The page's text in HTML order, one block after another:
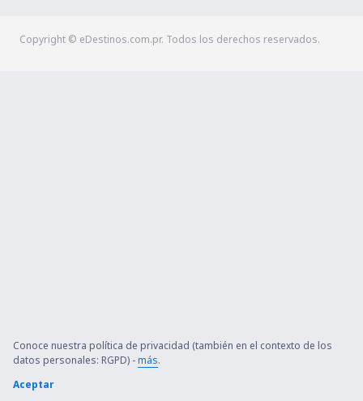
Copyright © eDestinos.com.pr. Todos los derechos reservados.
Conoce nuestra política de privacidad (también en el contexto de los
datos personales: RGPD) -más.
Aceptar